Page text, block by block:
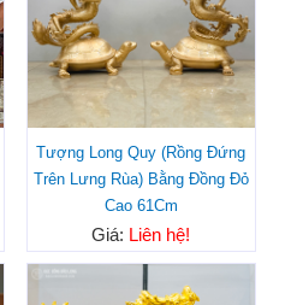
Tượng Long Quy (Rồng Đứng
Trên Lưng Rùa) Bằng Đồng Đỏ
Cao 61Cm
Giá: Liên hệ!